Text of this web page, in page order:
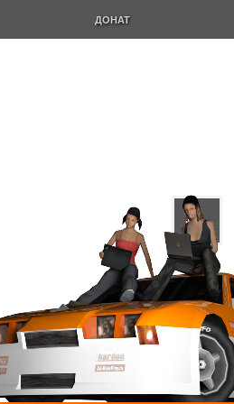
ДОНАТ